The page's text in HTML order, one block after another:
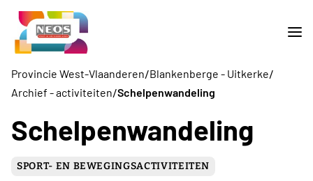
Provincie West-Vlaanderen/Blankenberge - Uitkerke/
Archief - activiteiten/Schelpenwandeling
Schelpenwandeling
SPORT- EN BEWEGINGSACTIVITEITEN